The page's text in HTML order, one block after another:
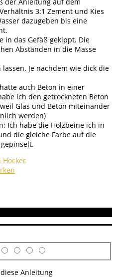
3:1 Zement und Kies
dazugeben bis eine
in das Gefäß gekippt. Die
Abständen in die Masse
Je nachdem wie dick die
auch Beton in einer
ich den getrockneten Beton
Glas und Beton miteinander
werden)
Ich habe die Holzbeine ich in
die gleiche Farbe auf die
Hocker
Anleitung